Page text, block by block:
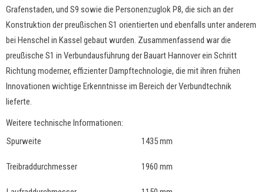
Grafenstaden, und S9 sowie die Personenzuglok P8, die sich an der
Konstruktion der preußischen S1 orientierten und ebenfalls unter anderem
bei Henschel in Kassel gebaut wurden. Zusammenfassend war die
preußische S1 in Verbundausführung der Bauart Hannover ein Schritt
Richtung moderner, effizienter Dampftechnologie, die mit ihren frühen
Innovationen wichtige Erkenntnisse im Bereich der Verbundtechnik
lieferte.
Weitere technische Informationen:
Spurweite
1435 mm
Treibraddurchmesser 1960 mm